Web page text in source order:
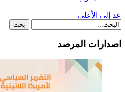
عد إلى الأعلى
اصدارات المرصد